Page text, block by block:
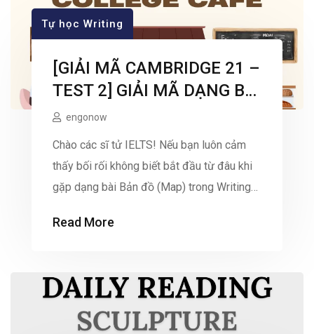
Tự học Writing
[GIẢI MÃ CAMBRIDGE 21 –
TEST 2] GIẢI MÃ DẠNG BÀI
BẢN ĐỒ (MAP) CÙNG
IELTS MASTER –
ENGONOW ENGLISH
engonow
Chào các sĩ tử IELTS! Nếu bạn luôn cảm
thấy bối rối không biết bắt đầu từ đâu khi
gặp dạng bài Bản đồ (Map) trong Writing
trước hai bức hình với chi chít sự thay đổi,
Read More